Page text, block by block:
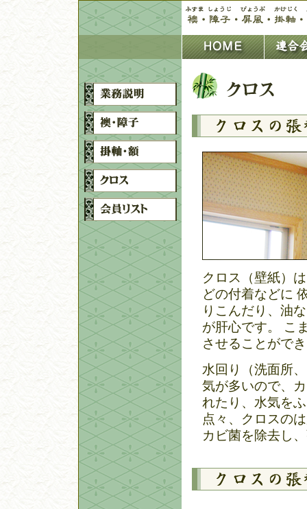
クロス（壁紙）
どの付着などに
りこんだり、油
が肝心です。 こ
させることがで
水回り（洗面所
気が多いので、
れたり、水気を
点々、クロスの
カビ菌を除去し